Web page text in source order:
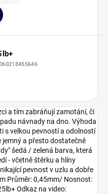
košíku
a tím zabráňují zamotání, či
návnady na dno. Výhoda
s velkou pevností a odolností
jemný a přesto dostatečně
šedá / zelená barva, která
- včetně štěrku a hlíny
pevnost v uzlu a dobře
Průměr: 0,45mm/ Nosnost:
Odkaz na video: